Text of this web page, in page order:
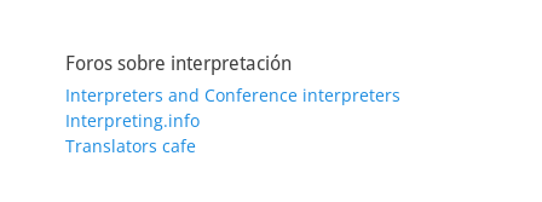
Foros sobre interpretación
Interpreters and Conference interpreters
Interpreting.info
Translators cafe